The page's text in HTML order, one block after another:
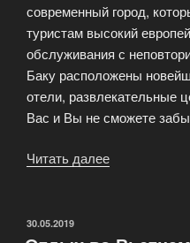
современный город,
туристам высокий
обслуживания с
Баку расположены
отели, развлекательные
Вас и Вы не сможете
Читать далее
ОПУБЛИКОВАНО
30.05.2019